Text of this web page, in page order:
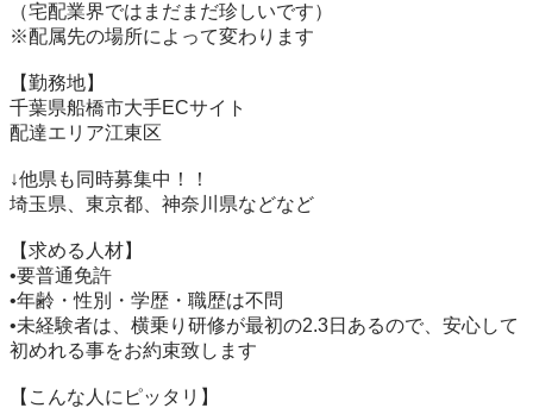
（宅配業界ではまだまだ珍しいです）
※配属先の場所によって変わります
【勤務地】
千葉県船橋市大手ECサイト
配達エリア江東区
↓他県も同時募集中！！
埼玉県、東京都、神奈川県などなど
【求める人材】
•要普通免許
•年齢・性別・学歴・職歴は不問
•未経験者は、横乗り研修が最初の2.3日あるので、安心して
初めれる事をお約束致します
【こんな人にピッタリ】